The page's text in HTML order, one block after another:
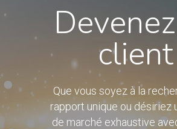
client
Que vous soyez à la
rapport unique ou désiriez
de marché exhaustive